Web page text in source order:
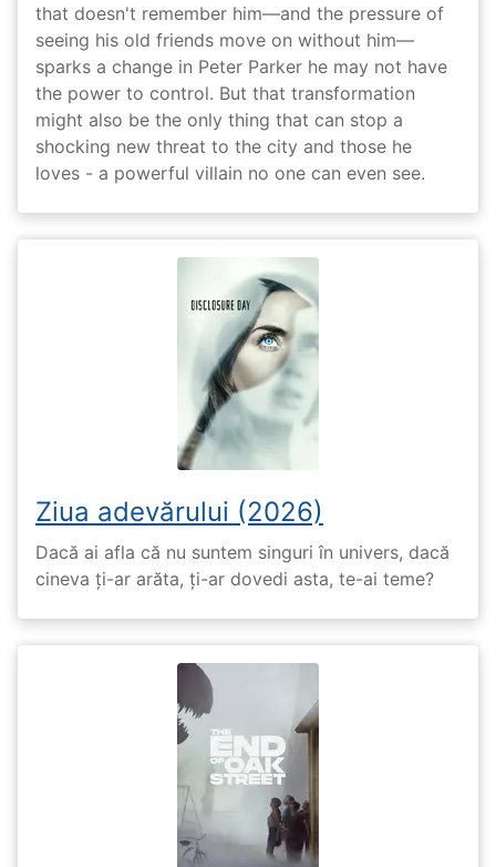
that doesn't remember him—and the pressure of
seeing his old friends move on without him—
sparks a change in Peter Parker he may not have
the power to control. But that transformation
might also be the only thing that can stop a
shocking new threat to the city and those he
loves - a powerful villain no one can even see.
Ziua adevărului (2026)
Dacă ai afla că nu suntem singuri în univers, dacă
cineva ți-ar arăta, ți-ar dovedi asta, te-ai teme?